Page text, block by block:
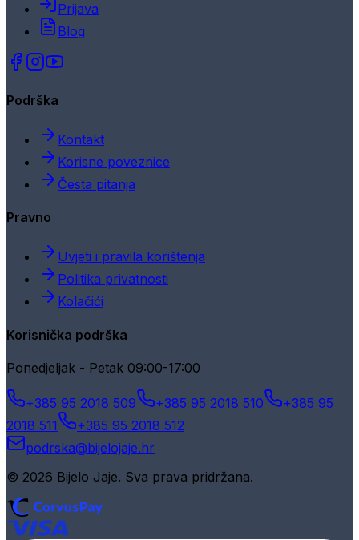
Prijava
Blog
Podrška
Kontakt
Korisne poveznice
Česta pitanja
Pravno
Uvjeti i pravila korištenja
Politika privatnosti
Kolačići
Korisnička podrška
Ponedjeljak - Petak 09:00-17:00
+385 95 2018 509 +385 95 2018 510
+385 95
2018 511
+385 95 2018 512
podrska@bijelojaje.hr
© 2026 Bijelo Jaje. Sva prava pridržana.